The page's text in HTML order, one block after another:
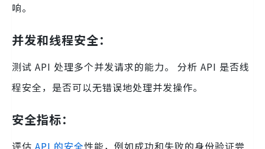
响。
并发和线程安全：
测试 API 处理多个并发请求的能力。 分析 API 是否线
程安全，是否可以无错误地处理并发操作。
安全指标：
评估 API 的安全性能，例如成功和失败的身份验证尝